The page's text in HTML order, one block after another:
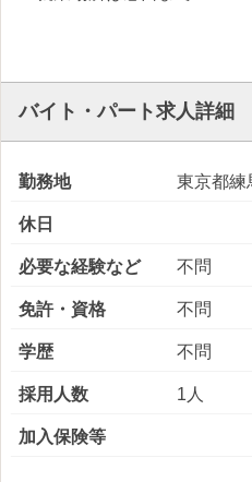
バイト・パート求人詳細
勤務地 東京都練
休日
必要な経験など 不問
免許・資格 不問
学歴 不問
採用人数 1人
加入保険等